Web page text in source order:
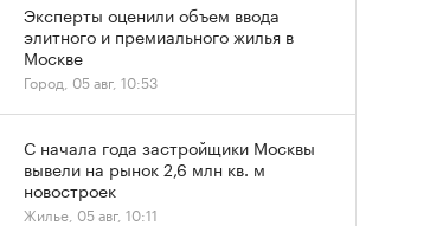
Эксперты оценили объем ввода
элитного и премиального жилья в
Москве
Город, 05 авг, 10:53
С начала года застройщики Москвы
вывели на рынок 2,6 млн кв. м
новостроек
Жилье, 05 авг, 10:11